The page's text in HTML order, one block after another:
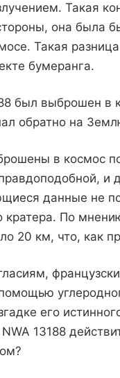
Такая
она была
Такая
бумеранга.
был выброшен в
обратно на
в космос
и
данные не
кратера. По
20 км, что, как
его
13188